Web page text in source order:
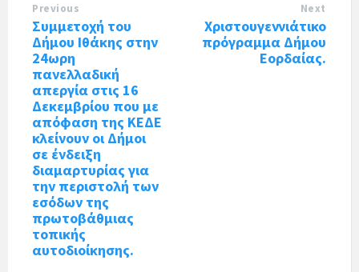
Previous
Συμμετοχή του
Δήμου Ιθάκης στην
24ωρη
πανελλαδική
απεργία στις 16
Δεκεμβρίου που με
απόφαση της ΚΕΔΕ
κλείνουν οι Δήμοι
σε ένδειξη
διαμαρτυρίας για
την περιστολή των
εσόδων της
πρωτοβάθμιας
τοπικής
αυτοδιοίκησης.
Next
Χριστουγεννιάτικο
πρόγραμμα Δήμου
Εορδαίας.